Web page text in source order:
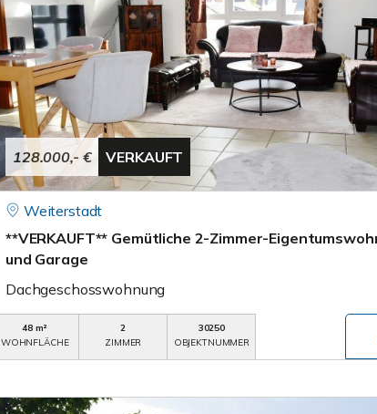
128.000,- € VERKAUFT
Weiterstadt
**VERKAUFT** Gemütliche 2-Zimmer-
und Garage
Dachgeschosswohnung
48 m²
WOHNFLÄCHE
2
ZIMMER
30250
OBJEKTNUMMER